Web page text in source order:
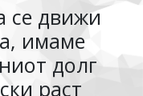
се движи
имаме
долг
раст